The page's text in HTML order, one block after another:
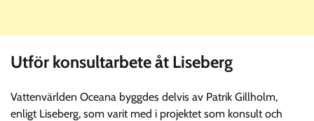
Utför konsultarbete åt Liseberg
Vattenvärlden Oceana byggdes delvis av Patrik Gillholm,
enligt Liseberg, som varit med i projektet som konsult och